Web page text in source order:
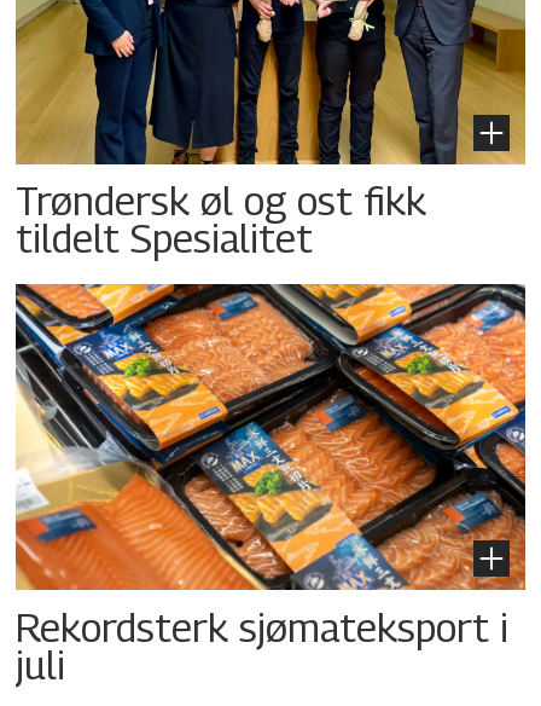
Trøndersk øl og ost fikk
tildelt Spesialitet
Rekordsterk sjømateksport i
juli